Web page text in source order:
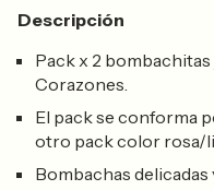
Descripción
Pack x 2
Corazones.
El pack se conforma
otro pack color rosa/
Bombachas delicadas